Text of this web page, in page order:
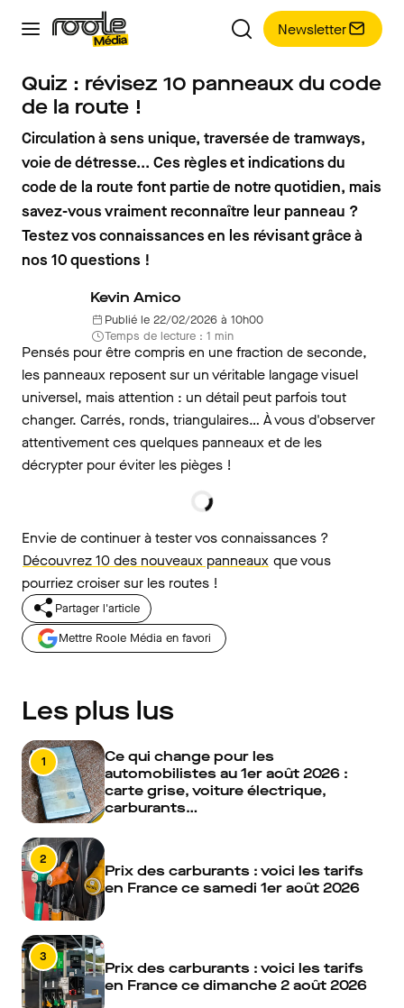
Newsletter
Quiz : révisez 10 panneaux du code
de la route !
Circulation à sens unique, traversée de tramways,
voie de détresse... Ces règles et indications du
code de la route font partie de notre quotidien, mais
savez-vous vraiment reconnaître leur panneau ?
Testez vos connaissances en les révisant grâce à
nos 10 questions !
Kevin Amico
Publié le 22/02/2026 à 10h00
Temps de lecture : 1 min
Pensés pour être compris en une fraction de seconde,
les panneaux reposent sur un véritable langage visuel
universel, mais attention : un détail peut parfois tout
changer. Carrés, ronds, triangulaires… À vous d'observer
attentivement ces quelques panneaux et de les
décrypter pour éviter les pièges !
Envie de continuer à tester vos connaissances ?
Découvrez 10 des nouveaux panneaux que vous
pourriez croiser sur les routes !
Partager l'article
Mettre Roole Média en favori
Les plus lus
1
Ce qui change pour les
automobilistes au 1er août 2026 :
carte grise, voiture électrique,
carburants…
2
Prix des carburants : voici les tarifs
en France ce samedi 1er août 2026
3
Prix des carburants : voici les tarifs
en France ce dimanche 2 août 2026